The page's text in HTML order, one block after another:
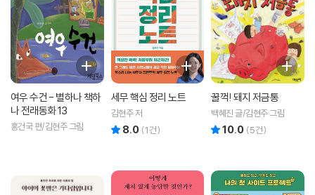
여우 수건 - 별하나 책하
나 전래동화 13
홍건국 편/김현주 그림
세무 핵심 정리 노트
김현주 저
8.0 (1건)
꿀꺽! 돼지 저금통
백혜진 글/김현주 그림
10.0 (5건)